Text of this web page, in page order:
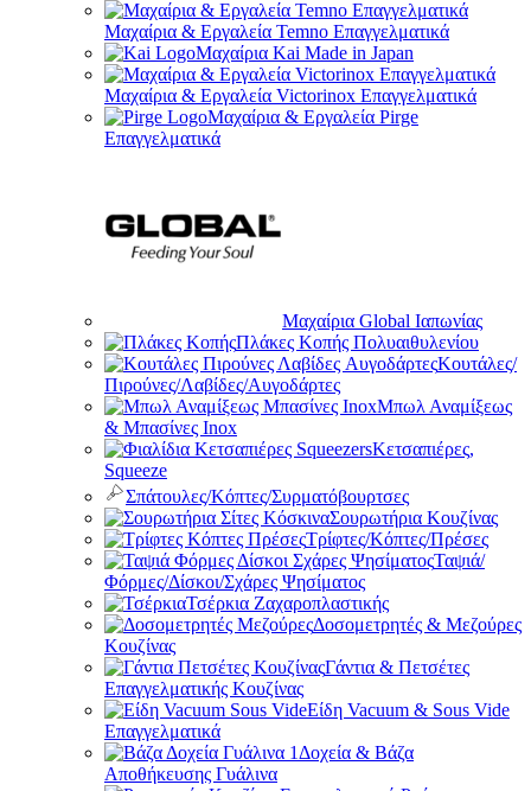
Μαχαίρια & Εργαλεία Temno Επαγγελματικά
Μαχαίρια Kai Made in Japan
Μαχαίρια & Εργαλεία Victorinox Επαγγελματικά
Μαχαίρια & Εργαλεία Pirge
Επαγγελματικά
Μαχαίρια Global Ιαπωνίας
Πλάκες Κοπής Πολυαιθυλενίου
Κουτάλες/
Πιρούνες/Λαβίδες/Αυγοδάρτες
Μπωλ Αναμίξεως
& Μπασίνες Inox
Κετσαπιέρες,
Squeeze
Σπάτουλες/Κόπτες/Συρματόβουρτσες
Σουρωτήρια Κουζίνας
Τρίφτες/Κόπτες/Πρέσες
Ταψιά/
Φόρμες/Δίσκοι/Σχάρες Ψησίματος
Τσέρκια Ζαχαροπλαστικής
Δοσομετρητές & Μεζούρες
Κουζίνας
Γάντια & Πετσέτες
Επαγγελματικής Κουζίνας
Είδη Vacuum & Sous Vide
Επαγγελματικά
Δοχεία & Βάζα
Αποθήκευσης Γυάλινα